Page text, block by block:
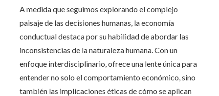
A medida que seguimos explorando el complejo
paisaje de las decisiones humanas, la economía
conductual destaca por su habilidad de abordar las
inconsistencias de la naturaleza humana. Con un
enfoque interdisciplinario, ofrece una lente única para
entender no solo el comportamiento económico, sino
también las implicaciones éticas de cómo se aplican